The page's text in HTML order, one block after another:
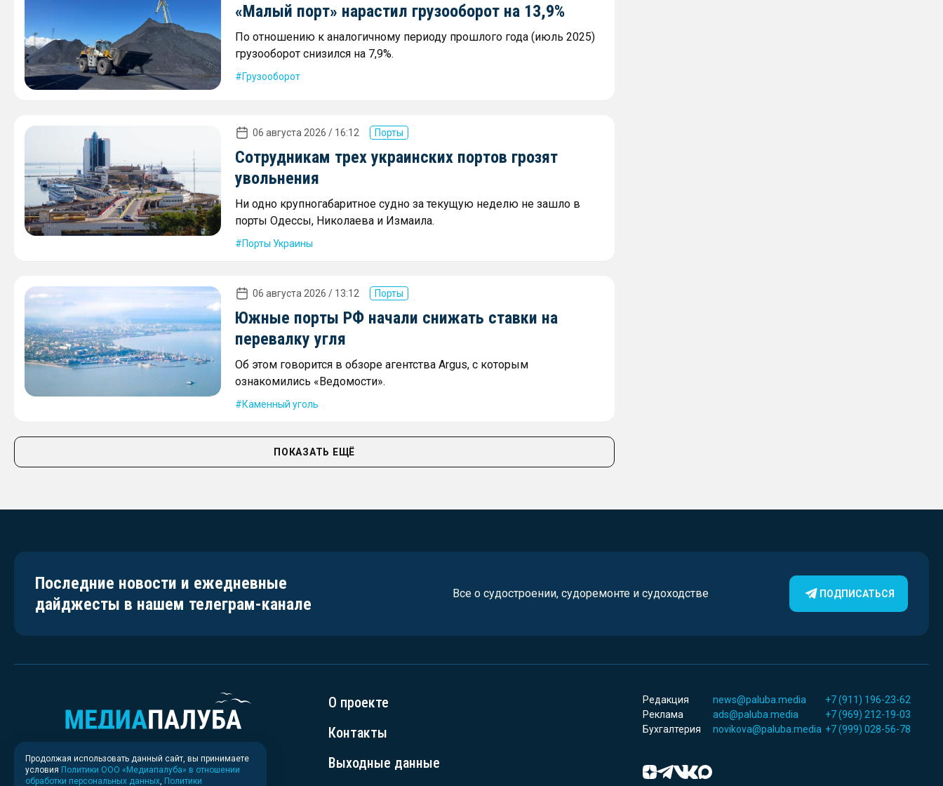
«Малый порт» нарастил грузооборот на 13,9%
По отношению к аналогичному периоду прошлого года (июль 2025)
грузооборот снизился на 7,9%.
Грузооборот
06 августа 2026 / 16:12 Порты
Сотрудникам трех украинских портов грозят
увольнения
Ни одно крупногабаритное судно за текущую неделю не зашло в
порты Одессы, Николаева и Измаила.
Порты Украины
06 августа 2026 / 13:12 Порты
Южные порты РФ начали снижать ставки на
перевалку угля
Об этом говорится в обзоре агентства Argus, с которым
ознакомились «Ведомости».
Каменный уголь
ПОКАЗАТЬ ЕЩЁ
Последние новости и ежедневные
дайджесты в нашем телеграм-канале
Все о судостроении, судоремонте и судоходстве ПОДПИСАТЬСЯ
О проекте
Контакты
Выходные данные
Редакция news@paluba.media
+7 (911) 196-23-62
Реклама
ads@paluba.media
+7 (969) 212-19-03
Бухгалтерия
novikova@paluba.media +7 (999) 028-56-78
Продолжая использовать данный сайт, вы принимаете
условия Политики ООО «Медиапалуба» в отношении
обработки персональных данных Политики